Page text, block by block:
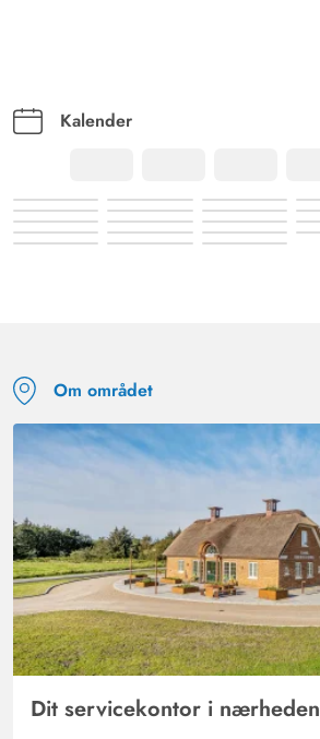
Kalender
Om området
Dit servicekontor i nærheden